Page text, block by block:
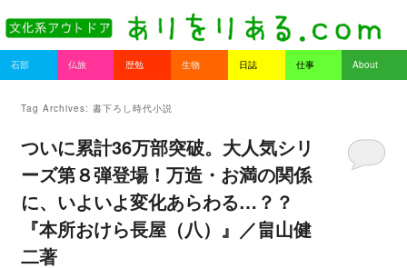
Main menu
Skip to primary content
Skip to secondary content
石部 仏旅 歴勉 生物 日誌 仕事 About
Tag Archives: 書下ろし時代小説
ついに累計36万部突破。大人気シリ
ーズ第８弾登場！万造・お満の関係
に、いよいよ変化あらわる…？？
『本所おけら長屋（八）』／畠山健
二著